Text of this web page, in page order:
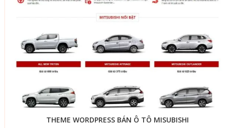
THEME WORDPRESS BÁN Ô TÔ MISUBISHI